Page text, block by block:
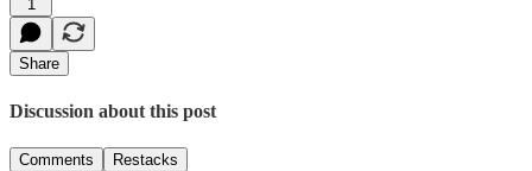
1
Share
Discussion about this post
Comments Restacks